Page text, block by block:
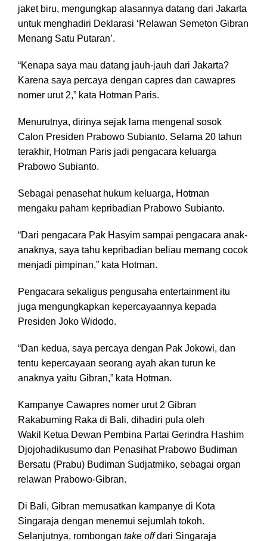
jaket biru, mengungkap alasannya datang dari Jakarta
untuk menghadiri Deklarasi ‘Relawan Semeton Gibran
Menang Satu Putaran’.
“Kenapa saya mau datang jauh-jauh dari Jakarta?
Karena saya percaya dengan capres dan cawapres
nomer urut 2,” kata Hotman Paris.
Menurutnya, dirinya sejak lama mengenal sosok
Calon Presiden Prabowo Subianto. Selama 20 tahun
terakhir, Hotman Paris jadi pengacara keluarga
Prabowo Subianto.
Sebagai penasehat hukum keluarga, Hotman
mengaku paham kepribadian Prabowo Subianto.
“Dari pengacara Pak Hasyim sampai pengacara anak-
anaknya, saya tahu kepribadian beliau memang cocok
menjadi pimpinan,” kata Hotman.
Pengacara sekaligus pengusaha entertainment itu
juga mengungkapkan kepercayaannya kepada
Presiden Joko Widodo.
“Dan kedua, saya percaya dengan Pak Jokowi, dan
tentu kepercayaan seorang ayah akan turun ke
anaknya yaitu Gibran,” kata Hotman.
Kampanye Cawapres nomer urut 2 Gibran
Rakabuming Raka di Bali, dihadiri pula oleh
Wakil Ketua Dewan Pembina Partai Gerindra Hashim
Djojohadikusumo dan Penasihat Prabowo Budiman
Bersatu (Prabu) Budiman Sudjatmiko, sebagai organ
relawan Prabowo-Gibran.
Di Bali, Gibran memusatkan kampanye di Kota
Singaraja dengan menemui sejumlah tokoh.
Selanjutnya, rombongan take offdari Singaraja